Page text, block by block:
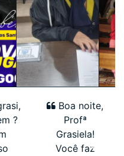
?
Boa noite,
Profª
Grasiela!
Você faz